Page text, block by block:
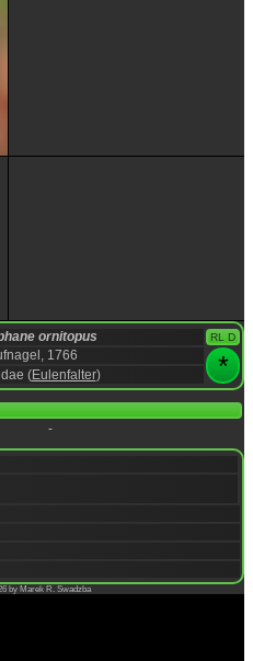
ornitopus
RL D
1766 *
(Eulenfalter)
-
by Marek R. Swadzba